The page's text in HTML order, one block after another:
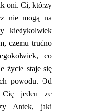
oni. Ci, którzy
nie mogą na
kiedykolwiek
czemu trudno
co
życie staje się
powodu. Od
Cię jeden ze
Antek, jaki